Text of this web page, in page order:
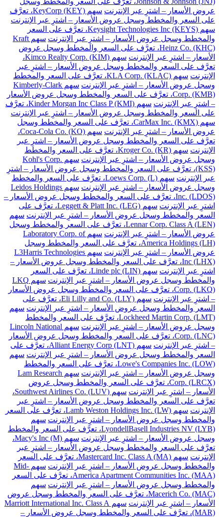
عروض الأسعار – اشترِ عبر الإنترنت
سهم KeyCorp (KEY)، تعرَّف
على السعر والمخطط وسجل عروض الأسعار – اشترِ عبر الإنترنت
سهم Keysight Technologies Inc (KEYS)، تعرَّف على السعر
والمخطط وسجل عروض الأسعار – اشترِ عبر الإنترنت
سهم Kraft
Heinz Co. (KHC)، تعرَّف على السعر والمخطط وسجل عروض
الأسعار – اشترِ عبر الإنترنت
سهم Kimco Realty Corp. (KIM)،
تعرَّف على السعر والمخطط وسجل عروض الأسعار – اشترِ عبر
الإنترنت
سهم KLA Corp. (KLAC)، تعرَّف على السعر والمخطط
وسجل عروض الأسعار – اشترِ عبر الإنترنت
سهم Kimberly-Clark
Corp. (KMB)، تعرَّف على السعر والمخطط وسجل عروض الأسعار
– اشترِ عبر الإنترنت
سهم Kinder Morgan Inc Class P (KMI)، تعرَّف
على السعر والمخطط وسجل عروض الأسعار – اشترِ عبر الإنترنت
سهم CarMax Inc. (KMX)، تعرَّف على السعر والمخطط وسجل
عروض الأسعار – اشترِ عبر الإنترنت
سهم Coca-Cola Co. (KO)،
تعرَّف على السعر والمخطط وسجل عروض الأسعار – اشترِ عبر
الإنترنت
سهم Kroger Co. (KR)، تعرَّف على السعر والمخطط
وسجل عروض الأسعار – اشترِ عبر الإنترنت
سهم Kohl's Corp.
(KSS)، تعرَّف على السعر والمخطط وسجل عروض الأسعار – اشترِ
عبر الإنترنت
سهم Loews Corp. (L)، تعرَّف على السعر والمخطط
وسجل عروض الأسعار – اشترِ عبر الإنترنت
سهم Leidos Holdings
Inc. (LDOS)، تعرَّف على السعر والمخطط وسجل عروض الأسعار –
اشترِ عبر الإنترنت
سهم Leggett & Platt Inc. (LEG)، تعرَّف على
السعر والمخطط وسجل عروض الأسعار – اشترِ عبر الإنترنت سهم
Lennar Corp. Class A (LEN)، تعرَّف على السعر والمخطط وسجل
عروض الأسعار – اشترِ عبر الإنترنت
سهم Laboratory Corp. of
America Holdings (LH)، تعرَّف على السعر والمخطط وسجل
عروض الأسعار – اشترِ عبر الإنترنت
سهم L3Harris Technologies
Inc (LHX)، تعرَّف على السعر والمخطط وسجل عروض الأسعار –
اشترِ عبر الإنترنت
سهم Linde plc (LIN)، تعرَّف على السعر
والمخطط وسجل عروض الأسعار – اشترِ عبر الإنترنت
سهم LKQ
Corp. (LKQ)، تعرَّف على السعر والمخطط وسجل عروض الأسعار
– اشترِ عبر الإنترنت
سهم Eli Lilly and Co. (LLY)، تعرَّف على
السعر والمخطط وسجل عروض الأسعار – اشترِ عبر الإنترنت سهم
Lockheed Martin Corp. (LMT)، تعرَّف على السعر والمخطط
وسجل عروض الأسعار – اشترِ عبر الإنترنت
سهم Lincoln National
Corp. (LNC)، تعرَّف على السعر والمخطط وسجل عروض الأسعار
– اشترِ عبر الإنترنت
سهم Alliant Energy Corp (LNT)، تعرَّف على
السعر والمخطط وسجل عروض الأسعار – اشترِ عبر الإنترنت سهم
Lowe's Companies Inc. (LOW)، تعرَّف على السعر والمخطط
وسجل عروض الأسعار – اشترِ عبر الإنترنت
سهم Lam Research
Corp. (LRCX)، تعرَّف على السعر والمخطط وسجل عروض
الأسعار – اشترِ عبر الإنترنت
سهم Southwest Airlines Co. (LUV)،
تعرَّف على السعر والمخطط وسجل عروض الأسعار – اشترِ عبر
الإنترنت
سهم Lamb Weston Holdings Inc. (LW)، تعرَّف على السعر
والمخطط وسجل عروض الأسعار – اشترِ عبر الإنترنت سهم
LyondellBasell Industries NV (LYB)، تعرَّف على السعر والمخطط
وسجل عروض الأسعار – اشترِ عبر الإنترنت
سهم Macy's Inc (M)،
تعرَّف على السعر والمخطط وسجل عروض الأسعار – اشترِ عبر
الإنترنت
سهم Mastercard Inc. Class A (MA)، تعرَّف على السعر
والمخطط وسجل عروض الأسعار – اشترِ عبر الإنترنت
سهم Mid-
America Apartment Communities Inc. (MAA)، تعرَّف على السعر
والمخطط وسجل عروض الأسعار – اشترِ عبر الإنترنت سهم
Macerich Co. (MAC)، تعرَّف على السعر والمخطط وسجل عروض
الأسعار – اشترِ عبر الإنترنت
سهم Marriott International Inc. Class A
(MAR)، تعرَّف على السعر والمخطط وسجل عروض الأسعار –